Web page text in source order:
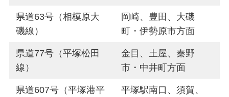
県道63号（相模原大
磯線）
岡崎、豊田、大磯
町・伊勢原市方面
県道77号（平塚松田
線）
金目、土屋、秦野
市・中井町方面
県道607号（平塚港平
平塚駅南口、須賀、